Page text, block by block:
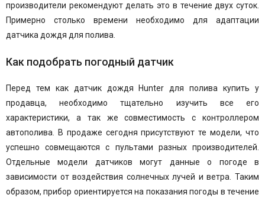
производители рекомендуют делать это в течение двух суток.
Примерно столько времени необходимо для адаптации
датчика дождя для полива.
Как подобрать погодный датчик
Перед тем как датчик дождя Hunter для полива купить у
продавца, необходимо тщательно изучить все его
характеристики, а так же совместимость с контроллером
автополива. В продаже сегодня присутствуют те модели, что
успешно совмещаются с пультами разных производителей.
Отдельные модели датчиков могут данные о погоде в
зависимости от воздействия солнечных лучей и ветра. Таким
образом, прибор ориентируется на показания погоды в течение